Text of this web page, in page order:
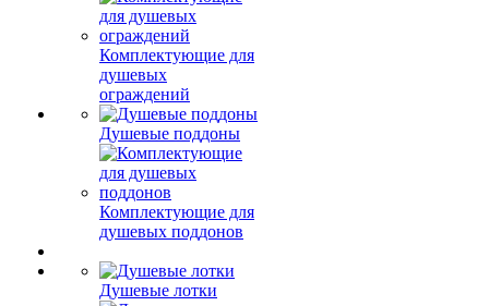
Комплектующие для
душевых
ограждений
Душевые поддоны
Комплектующие для
душевых поддонов
Душевые лотки